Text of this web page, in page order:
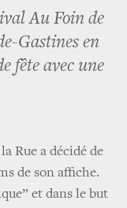
Au Foin de
Gastines en
fête avec une
Rue a décidé de
de son affiche.
et dans le but